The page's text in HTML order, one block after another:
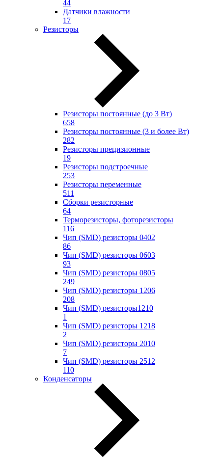
44
Датчики влажности
17
Резисторы
Резисторы постоянные (до 3 Вт)
658
Резисторы постоянные (3 и более Вт)
282
Резисторы прецизионные
19
Резисторы подстроечные
253
Резисторы переменные
511
Сборки резисторные
64
Терморезисторы, фоторезисторы
116
Чип (SMD) резисторы 0402
86
Чип (SMD) резисторы 0603
93
Чип (SMD) резисторы 0805
249
Чип (SMD) резисторы 1206
208
Чип (SMD) резисторы1210
1
Чип (SMD) резисторы 1218
2
Чип (SMD) резисторы 2010
7
Чип (SMD) резисторы 2512
110
Конденсаторы